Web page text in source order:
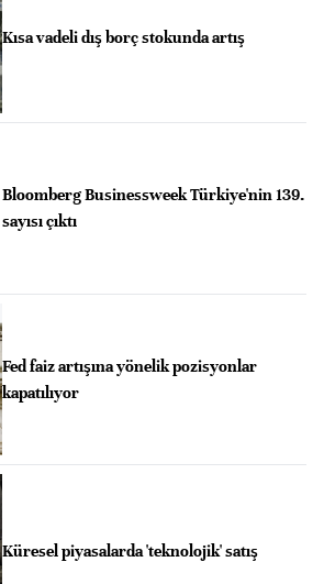
Kısa vadeli dış borç stokunda artış
Bloomberg Businessweek Türkiye'nin 139.
sayısı çıktı
Fed faiz artışına yönelik pozisyonlar
kapatılıyor
Küresel piyasalarda 'teknolojik' satış